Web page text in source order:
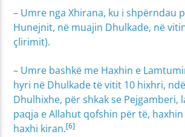
– Umre nga Xhirana, ku i shpërndau
Hunejnit, në muajin Dhulkade, në
çlirimit).
– Umre bashkë me Haxhin e
hyri në Dhulkade të vitit 10 hixhri,
Dhulhixhe, për shkak se Pejgamberi,
paqja e Allahut qofshin për të,
haxhi kiran.[6]